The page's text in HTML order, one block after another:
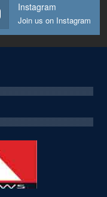
Instagram
Join us on Instagram